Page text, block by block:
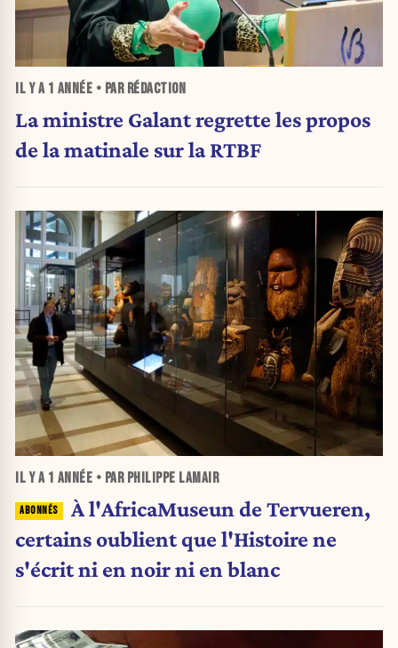
IL Y A 1 ANNÉE • PAR RÉDACTION
La ministre Galant regrette les propos
de la matinale sur la RTBF
IL Y A 1 ANNÉE • PAR PHILIPPE LAMAIR
À l'AfricaMuseun de Tervueren,
certains oublient que l'Histoire ne
s'écrit ni en noir ni en blanc